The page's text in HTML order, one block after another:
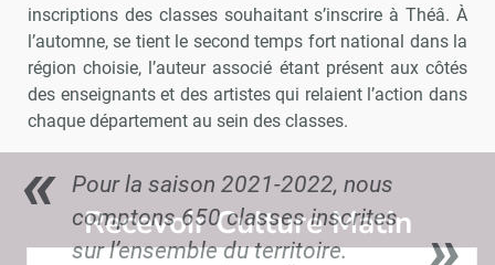
inscriptions des classes souhaitant s’inscrire à Théâ. À
l’automne, se tient le second temps fort national dans la
région choisie, l’auteur associé étant présent aux côtés
des enseignants et des artistes qui relaient l’action dans
chaque département au sein des classes.
Pour la saison 2021-2022, nous
comptons 650 classes inscrites
sur l’ensemble du territoire.
Recevoir Culture Matin